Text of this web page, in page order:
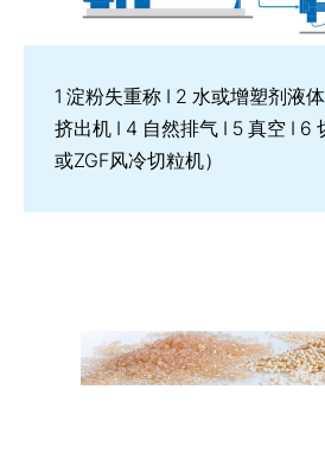
1 淀粉失重称 I 2 水或增塑剂液
挤出机 I 4 自然排气 I 5 真空 I 6
或ZGF风冷切粒机）